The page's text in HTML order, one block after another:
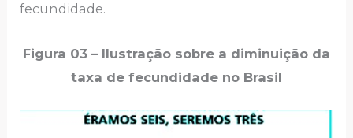
fecundidade.
Figura 03 – Ilustração sobre a diminuição da
taxa de fecundidade no Brasil